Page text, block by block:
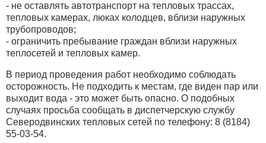
- не оставлять автотранспорт на тепловых трассах,
тепловых камерах, люках колодцев, вблизи наружных
трубопроводов;
- ограничить пребывание граждан вблизи наружных
теплосетей и тепловых камер.
В период проведения работ необходимо соблюдать
осторожность. Не подходить к местам, где виден пар или
выходит вода - это может быть опасно. О подобных
случаях просьба сообщать в диспетчерскую службу
Северодвинских тепловых сетей по телефону: 8 (8184)
55-03-54.